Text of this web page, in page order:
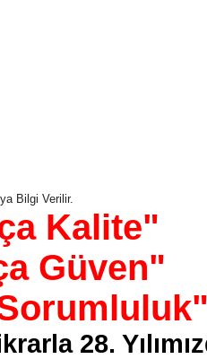
Bilgi Verilir.
Kalite"
Güven"
28.